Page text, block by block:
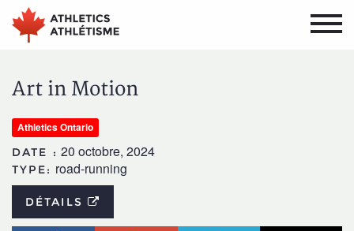
Aller
au
menu
Aller
au
contenu
Art in Motion
Athletics Ontario
DATE : 20 octobre, 2024
TYPE: road-running
DÉTAILS